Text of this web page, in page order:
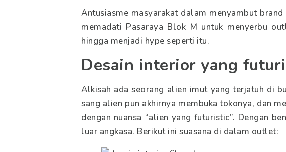
Antusiasme masyarakat dalam menyambut
memadati Pasaraya Blok M untuk menyerbu
hingga menjadi hype seperti itu.
Desain interior yang
Alkisah ada seorang alien imut yang terjatuh di
sang alien pun akhirnya membuka tokonya, dan
dengan nuansa “alien yang futuristic”. Dengan
luar angkasa. Berikut ini suasana di dalam outlet: